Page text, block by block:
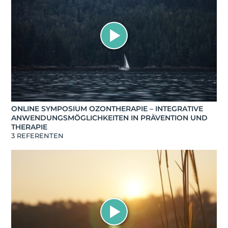
ONLINE SYMPOSIUM OZONTHERAPIE – INTEGRATIVE
ANWENDUNGSMÖGLICHKEITEN IN PRÄVENTION UND
THERAPIE
3 REFERENTEN